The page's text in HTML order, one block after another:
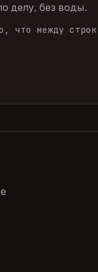
делу, без воды.
что между